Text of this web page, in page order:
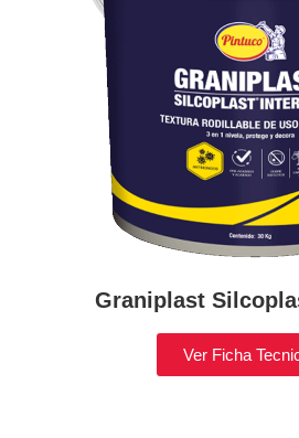
Graniplast
Ver Ficha